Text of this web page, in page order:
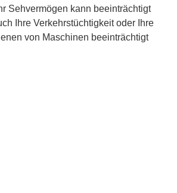
Sehvermögen kann beeinträchtigt
Ihre Verkehrstüchtigkeit oder Ihre
von Maschinen beeinträchtigt